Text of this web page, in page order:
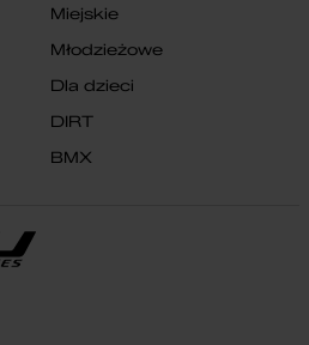
Miejskie
Młodzieżowe
Dla dzieci
DIRT
BMX